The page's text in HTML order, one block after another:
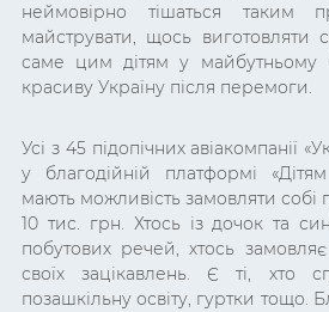
неймовірно тішаться таким
майструвати, щось виготовляти
саме цим дітям у майбутньому
красиву Україну після перемоги.
Усі з 45 підопічних авіакомпанії
у благодійній платформі
мають можливість замовляти
10 тис. грн. Хтось із дочок та
побутових речей, хтось
своїх зацікавлень. Є ті, хто
позашкільну освіту, гуртки тощо.